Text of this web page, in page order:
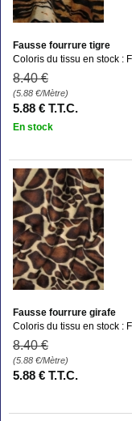
Fausse fourrure tigre
Coloris du tissu en stock :
8.40 €
(5.88 €/Mètre)
5.88 € T.T.C.
En stock
Fausse fourrure girafe
Coloris du tissu en stock :
8.40 €
(5.88 €/Mètre)
5.88 € T.T.C.